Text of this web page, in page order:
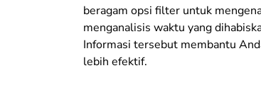
beragam opsi filter untuk
menganalisis waktu yang
Informasi tersebut membantu
lebih efektif.